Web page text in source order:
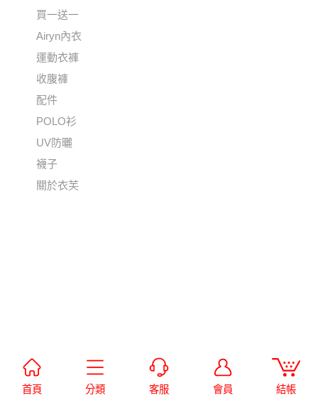
首頁 分類 客服 會員 結帳
買一送一
Airyn內衣
運動衣褲
收腹褲
配件
POLO衫
UV防曬
襪子
關於衣芙